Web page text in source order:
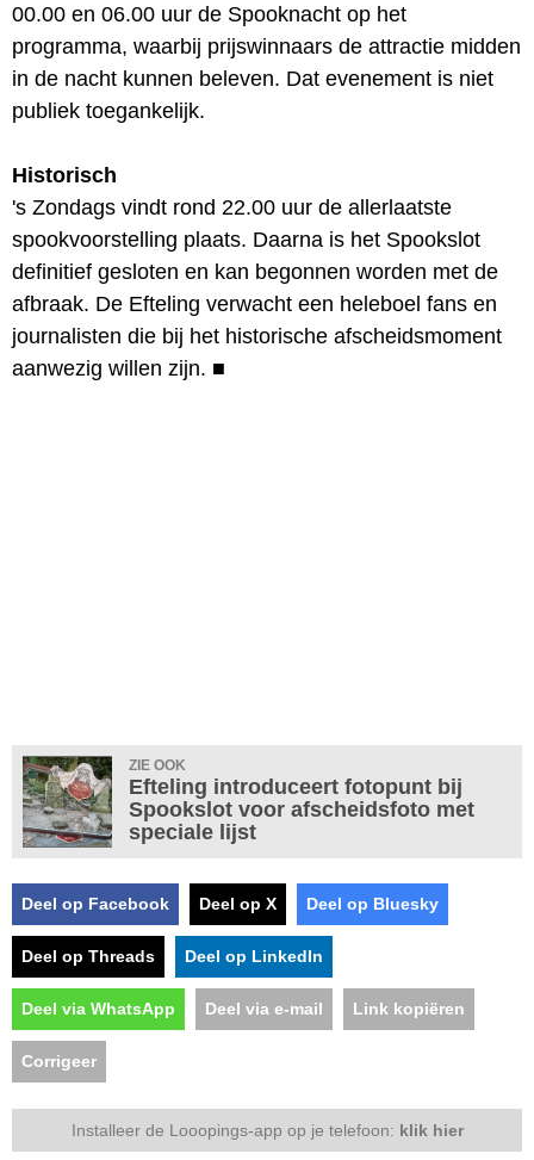
00.00 en 06.00 uur de Spooknacht op het
programma, waarbij prijswinnaars de attractie midden
in de nacht kunnen beleven. Dat evenement is niet
publiek toegankelijk.
Historisch
's Zondags vindt rond 22.00 uur de allerlaatste
spookvoorstelling plaats. Daarna is het Spookslot
definitief gesloten en kan begonnen worden met de
afbraak. De Efteling verwacht een heleboel fans en
journalisten die bij het historische afscheidsmoment
aanwezig willen zijn. ■
ZIE OOK
Efteling introduceert fotopunt bij
Spookslot voor afscheidsfoto met
speciale lijst
Deel op Facebook Deel op X Deel op Bluesky
Deel op Threads Deel op LinkedIn
Deel via WhatsApp Deel via e-mail Link kopiëren
Corrigeer
Installeer de Looopings-app op je telefoon: klik hier